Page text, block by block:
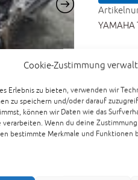
Cookie-Zustimmung
Erlebnis zu bieten, verwenden wir
zu speichern und/oder darauf
können wir Daten wie das
verarbeiten. Wenn du deine
bestimmte Merkmale und Funktionen
YAMAHA